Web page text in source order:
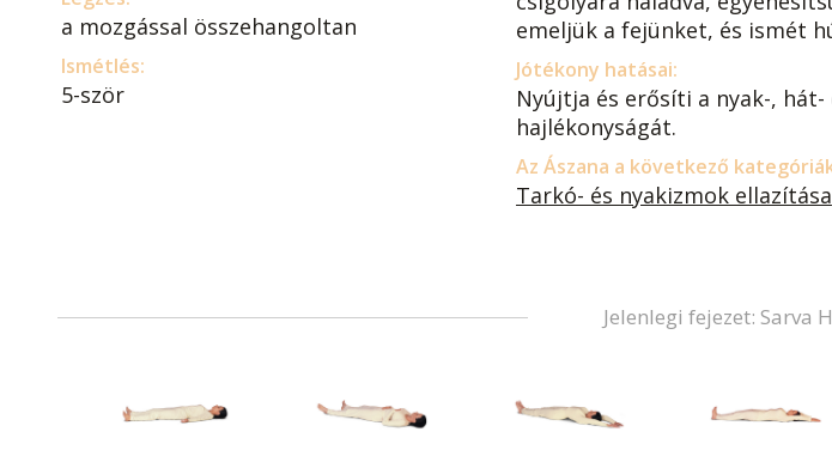
a mozgással összehangoltan
Ismétlés:
5-ször
emeljük a fejünket, és ismét
Jótékony hatásai:
Nyújtja és erősíti a nyak-,
hajlékonyságát.
Az Ászana a következő
Tarkó- és nyakizmok ellazítása
Jelenlegi fejezet: Sarva